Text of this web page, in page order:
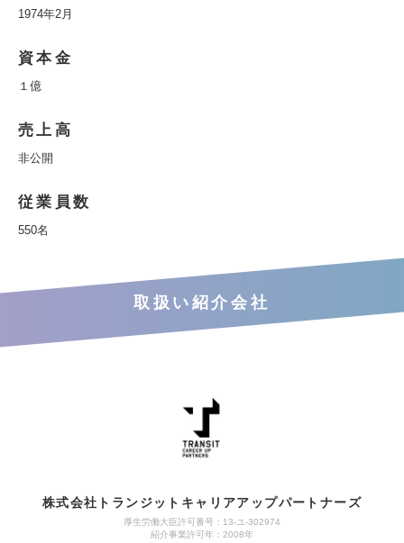
1974年2月
資本金
１億
売上高
非公開
従業員数
550名
取扱い紹介会社
株式会社トランジットキャリアアップパートナーズ
厚生労働大臣許可番号：13-ユ-302974
紹介事業許可年：2008年